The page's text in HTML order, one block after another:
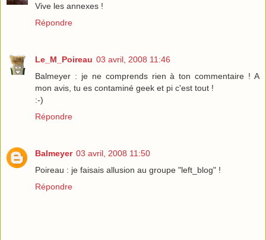
Vive les annexes !
Répondre
Le_M_Poireau 03 avril, 2008 11:46
Balmeyer : je ne comprends rien à ton commentaire ! A
mon avis, tu es contaminé geek et pi c'est tout !
:-)
Répondre
Balmeyer 03 avril, 2008 11:50
Poireau : je faisais allusion au groupe "left_blog" !
Répondre